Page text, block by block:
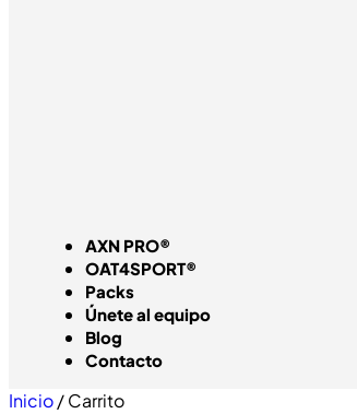
AXN PRO®
OAT4SPORT®
Packs
Únete al equipo
Blog
Contacto
Inicio/ Carrito